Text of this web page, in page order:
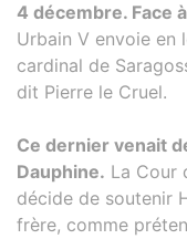
4 décembre. Face
Urbain V envoie en
cardinal de
dit Pierre le Cruel.
Ce dernier venait
Dauphine. La Cour
décide de soutenir
frère, comme